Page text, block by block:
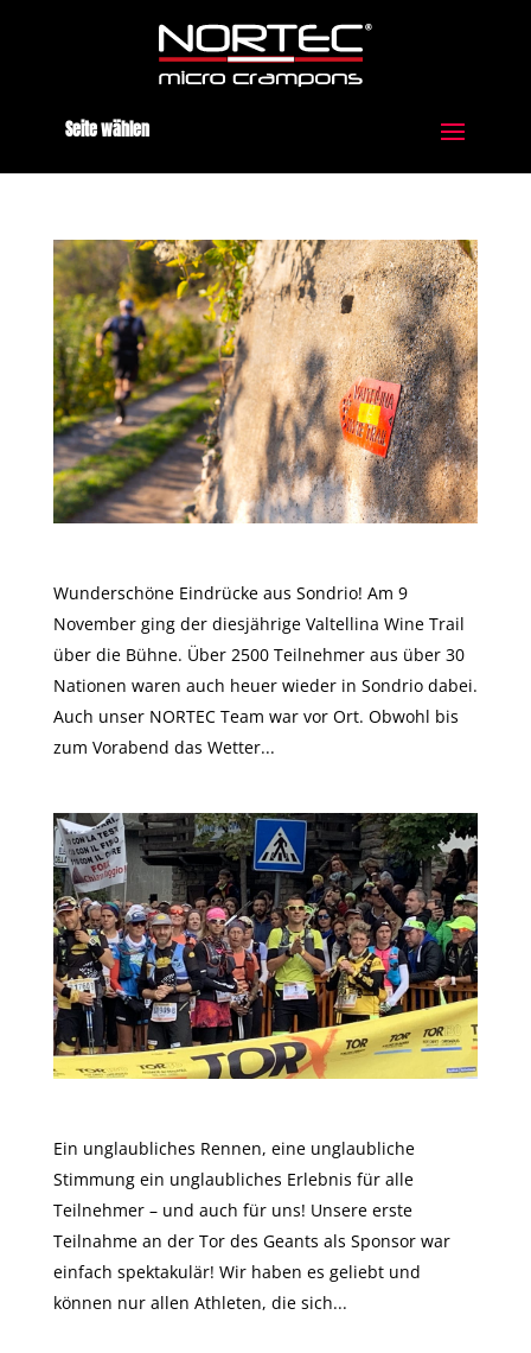
Seite wählen
Wunderschöne Eindrücke aus Sondrio! Am 9
November ging der diesjährige Valtellina Wine Trail
über die Bühne. Über 2500 Teilnehmer aus über 30
Nationen waren auch heuer wieder in Sondrio dabei.
Auch unser NORTEC Team war vor Ort. Obwohl bis
zum Vorabend das Wetter...
Ein unglaubliches Rennen, eine unglaubliche
Stimmung ein unglaubliches Erlebnis für alle
Teilnehmer – und auch für uns! Unsere erste
Teilnahme an der Tor des Geants als Sponsor war
einfach spektakulär! Wir haben es geliebt und
können nur allen Athleten, die sich...